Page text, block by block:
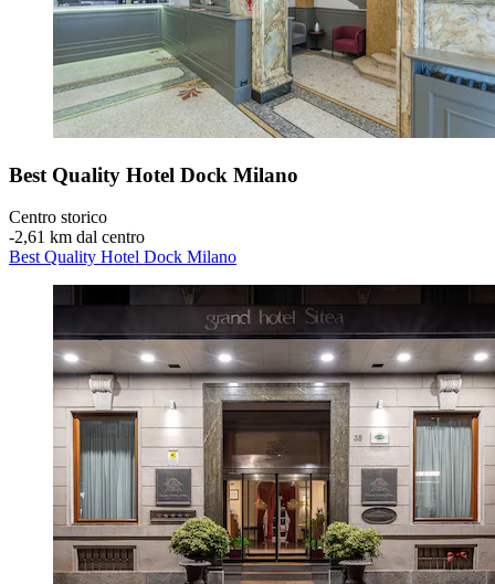
Best Quality Hotel Dock Milano
Centro storico
‐2,61 km dal centro
Best Quality Hotel Dock Milano